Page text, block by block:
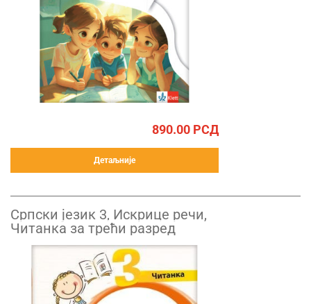
890.00 РСД
Детаљније
Српски језик 3, Искрице речи,
Читанка за трећи разред